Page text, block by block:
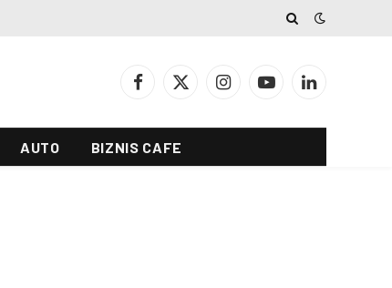
Facebook
X
InstagramYouTubeLinkedIn
AUTO BIZNIS CAFE